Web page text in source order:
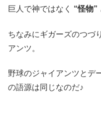
巨人で神ではなく
“怪物”
ちなみにギガーズのつづ
アンツ。
野球のジャイアンツとデ
の語源は同じなのだ♪